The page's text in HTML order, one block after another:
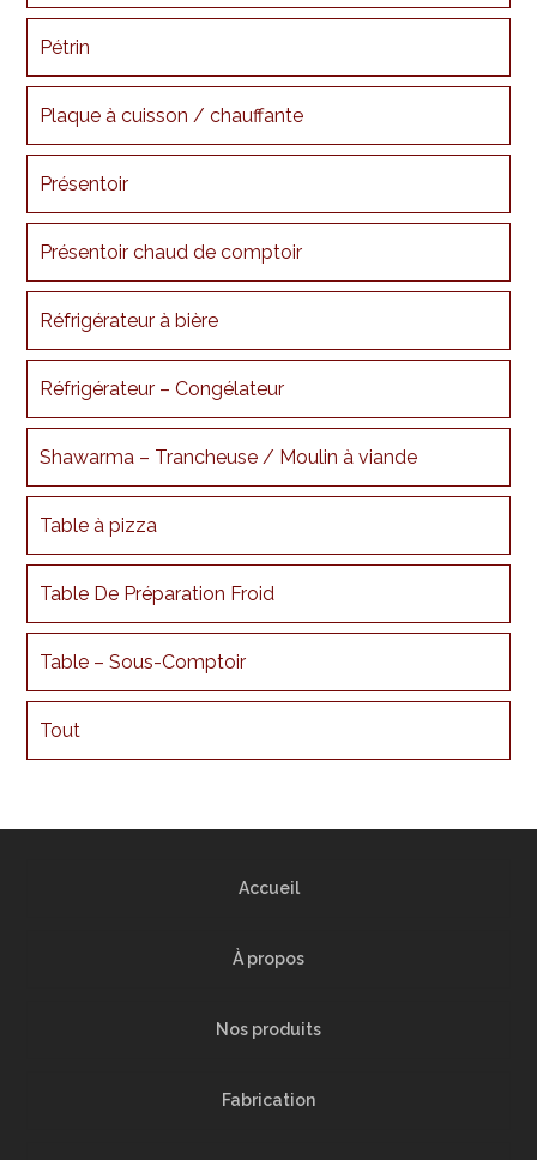
Pétrin
Plaque à cuisson / chauffante
Présentoir
Présentoir chaud de comptoir
Réfrigérateur à bière
Réfrigérateur – Congélateur
Shawarma – Trancheuse / Moulin à viande
Table à pizza
Table De Préparation Froid
Table – Sous-Comptoir
Tout
Accueil
À propos
Nos produits
Fabrication